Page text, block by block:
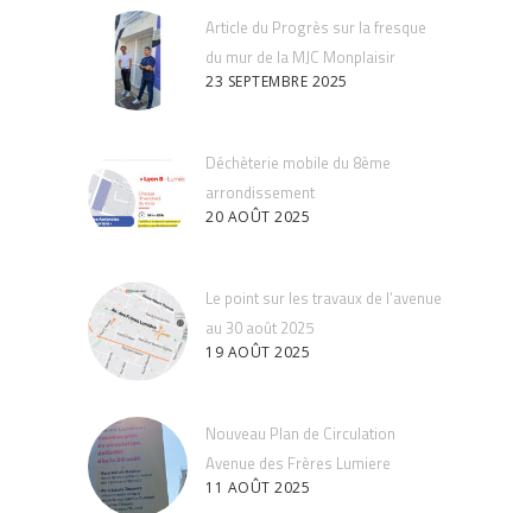
Article du Progrès sur la fresque
du mur de la MJC Monplaisir
23 SEPTEMBRE 2025
Déchèterie mobile du 8ème
arrondissement
20 AOÛT 2025
Le point sur les travaux de l’avenue
au 30 août 2025
19 AOÛT 2025
Nouveau Plan de Circulation
Avenue des Frères Lumiere
11 AOÛT 2025